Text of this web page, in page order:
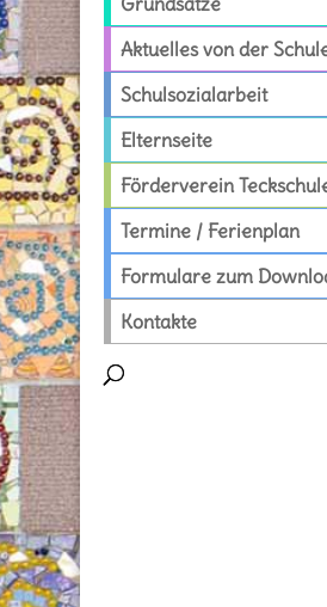
Aktuelles von der
Schulsozialarbeit
Elternseite
Förderverein
Termine / Ferienplan
Formulare zum
Kontakte